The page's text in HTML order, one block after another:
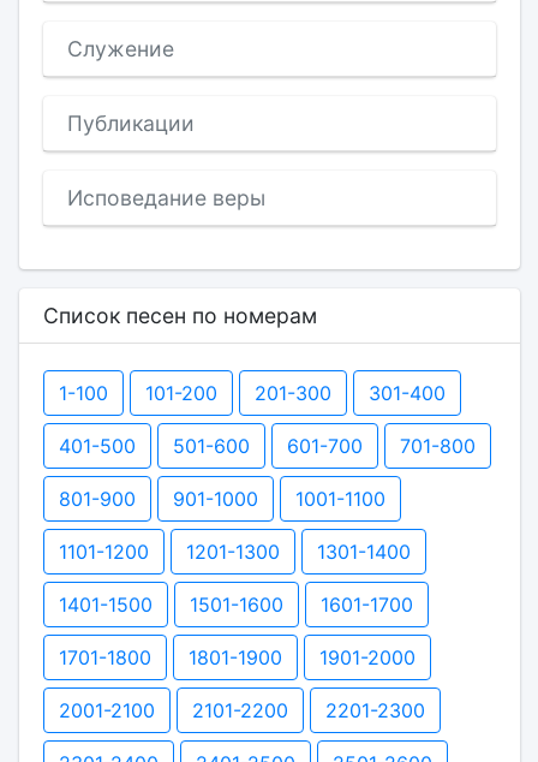
Служение
Публикации
Исповедание веры
Список песен по номерам
1-100 101-200 201-300 301-400
401-500 501-600 601-700 701-800
801-900 901-1000 1001-1100
1101-1200 1201-1300 1301-1400
1401-1500 1501-1600 1601-1700
1701-1800 1801-1900 1901-2000
2001-2100 2101-2200 2201-2300